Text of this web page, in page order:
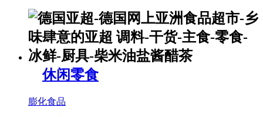
休闲零食
膨化食品